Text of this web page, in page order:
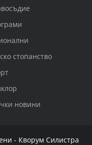
стопанство
новини
- Кворум Силистра